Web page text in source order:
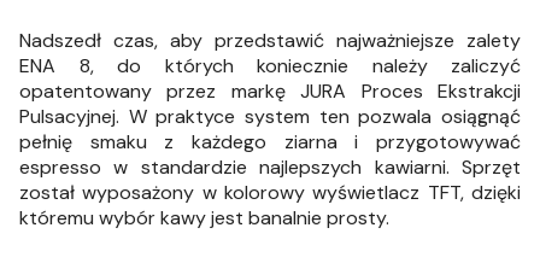
Nadszedł czas, aby przedstawić najważniejsze zalety
ENA 8, do których koniecznie należy zaliczyć
opatentowany przez markę JURA Proces Ekstrakcji
Pulsacyjnej. W praktyce system ten pozwala osiągnąć
pełnię smaku z każdego ziarna i przygotowywać
espresso w standardzie najlepszych kawiarni. Sprzęt
został wyposażony w kolorowy wyświetlacz TFT, dzięki
któremu wybór kawy jest banalnie prosty.